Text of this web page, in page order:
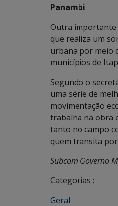
Panambi
Outra importante
que realiza um
urbana por meio
municípios de
Segundo o
uma série de
movimentação
trabalha na obra
tanto no campo
quem transita por
Subcom Governo
Categorias :
Geral